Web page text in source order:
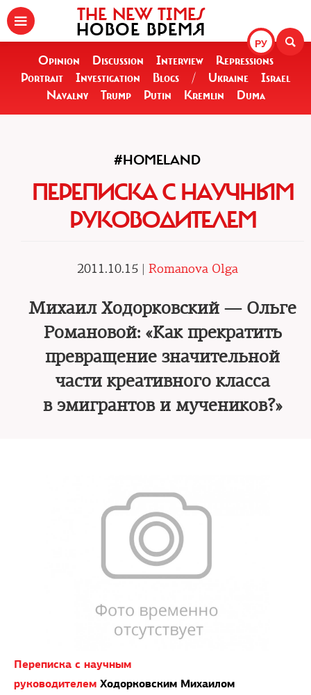
РУ
THE NEW TIMES
НОВОЕ ВРЕМЯ
Opinion Discussion Interview
Repressions
Portrait
Investigation Blogs / Ukraine
Israel
Navalny
Trump Putin Kremlin Duma
#HOMELAND
ПЕРЕПИСКА С НАУЧНЫМ
РУКОВОДИТЕЛЕМ
2011.10.15 | Romanova Olga
Михаил Ходорковский — Ольге
Романовой: «Как прекратить
превращение значительной
части креативного класса
в эмигрантов и мучеников?»
Переписка с научным
руководителем Ходорковским Михаилом